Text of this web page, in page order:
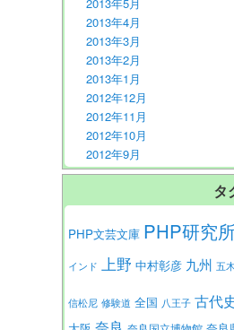
2013年4月
2013年3月
2013年2月
2013年1月
2012年12月
2012年11月
2012年10月
2012年9月
タ
PHP文芸文庫 PHP研究
インド 上野 中村彰彦 九州 五
信松尼 修験道 全国 八王子 古代